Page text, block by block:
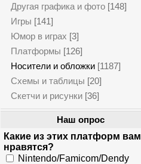
Другая графика и фото [148]
Игры [141]
Юмор в играх [3]
Платформы [126]
Носители и обложки [1187]
Схемы и таблицы [20]
Скетчи и рисунки [36]
Наш опрос
Какие из этих платформ вам
нравятся?
Nintendo/Famicom/Dendy